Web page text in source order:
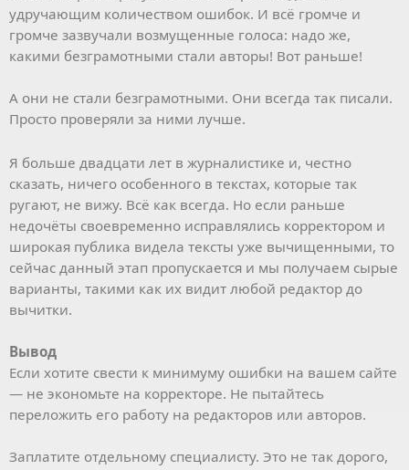
удручающим количеством ошибок. И всё громче и
громче зазвучали возмущенные голоса: надо же,
какими безграмотными стали авторы! Вот раньше!
А они не стали безграмотными. Они всегда так писали.
Просто проверяли за ними лучше.
Я больше двадцати лет в журналистике и, честно
сказать, ничего особенного в текстах, которые так
ругают, не вижу. Всё как всегда. Но если раньше
недочёты своевременно исправлялись корректором и
широкая публика видела тексты уже вычищенными, то
сейчас данный этап пропускается и мы получаем сырые
варианты, такими как их видит любой редактор до
вычитки.
Вывод
Если хотите свести к минимуму ошибки на вашем сайте
— не экономьте на корректоре. Не пытайтесь
переложить его работу на редакторов или авторов.
Заплатите отдельному специалисту. Это не так дорого,